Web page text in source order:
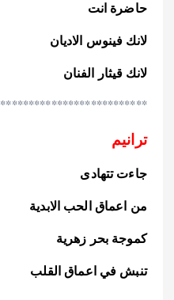
حاضرة انت
لانك فينوس الاديان
لانك قيثار الفنان
**************************
ترانيم
جاءت تتهادى
من اعماق الحب الابدية
كموجة بحر زهرية
تنبش في اعماق القلب